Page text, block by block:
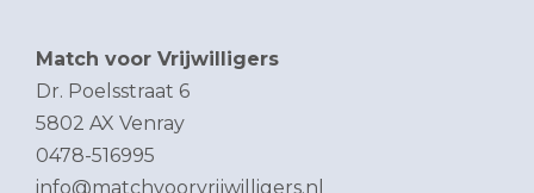
Match voor Vrijwilligers
Dr. Poelsstraat 6
5802 AX Venray
0478-516995
info@matchvoorvrijwilligers.nl